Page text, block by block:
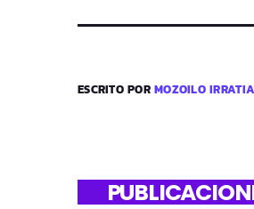
ESCRITO PORMOZOILO IRRATIA